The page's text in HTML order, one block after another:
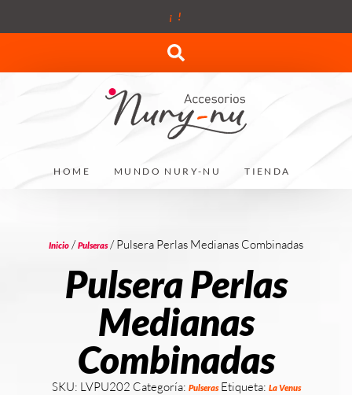
¡ !
HOME MUNDO NURY-NU TIENDA
Inicio /Pulseras/ Pulsera Perlas Medianas Combinadas
Pulsera Perlas
Medianas
Combinadas
SKU: LVPU202 Categoría: Pulseras Etiqueta: La Venus